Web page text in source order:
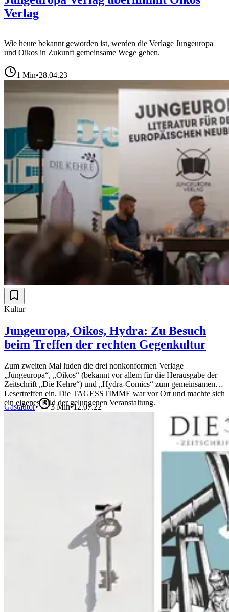
Verlag
Wie heute bekannt geworden ist, werden die Verlage Jungeuropa
und Oikos in Zukunft gemeinsame Wege gehen.
1 Min•28.04.23
Kultur
Jungeuropa, Oikos, Hydra: Zu Besuch
beim Treffen der rechten Gegenkultur
Zum zweiten Mal luden die drei nonkonformen Verlage
„Jungeuropa“, „Oikos“ (bekannt vor allem für die Herausgabe der
Zeitschrift „Die Kehre“) und „Hydra-Comics“ zum gemeinsamen
Lesertreffen ein. Die TAGESSTIMME war vor Ort und machte sich
ein eigenes Bild der gelungenen Veranstaltung.
Gastautor• 3Min•12.07.22